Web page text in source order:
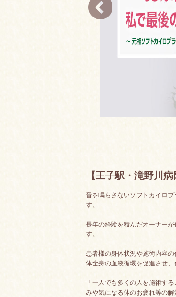
【王子駅・滝野川
音を鳴らさないソフトカイロ
す。
長年の経験を積んだオーナー
す。
患者様の身体状況や施術内容
体全身の血液循環を促進させ、
「一人でも多くの人を施術す
みや気になる体のお疲れ等の解